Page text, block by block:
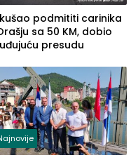
podmititi carinika
sa 50 KM, dobio
presudu